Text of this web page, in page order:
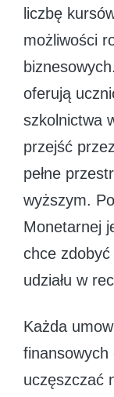
liczbę
możliwości
oferują
szkolnictwa
przejść
pełne
wyższym.
Monetarnej
chce
udziału w
Każda
uczęszczać